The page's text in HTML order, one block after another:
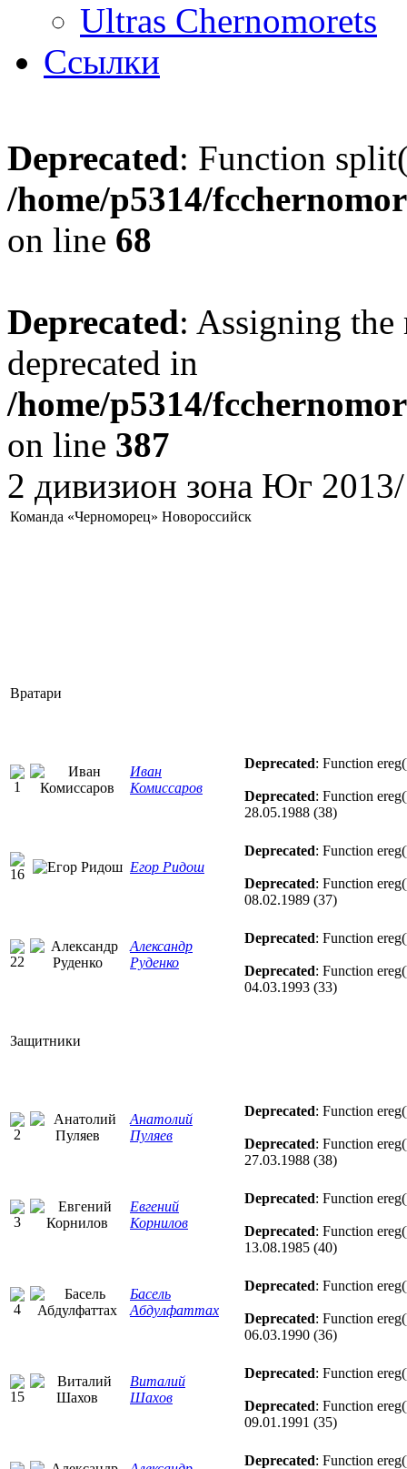
Ultras Chernomorets
Ссылки
Deprecated: Function
/home/p5314/
on line 68
Deprecated: Assigning the
deprecated in
/home/p5314/
on line 387
2 дивизион зона Юг
Команда «Черноморец» Новороссийск
Вратари
Иван
Комиссаров
Deprecated: Function
Deprecated: Function
28.05.1988 (38)
Егор Ридош
Deprecated: Function
Deprecated: Function
08.02.1989 (37)
Александр
Руденко
Deprecated: Function
Deprecated: Function
04.03.1993 (33)
Защитники
Анатолий
Пуляев
Deprecated: Function
Deprecated: Function
27.03.1988 (38)
Евгений
Корнилов
Deprecated: Function
Deprecated: Function
13.08.1985 (40)
Басель
Абдулфаттах
Deprecated: Function
Deprecated: Function
06.03.1990 (36)
Виталий
Шахов
Deprecated: Function
Deprecated: Function
09.01.1991 (35)
Deprecated: Function